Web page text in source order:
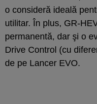
o consideră ideală
utilitar. În plus, GR-
permanentă, dar şi o
Drive Control (cu
de pe Lancer EVO.